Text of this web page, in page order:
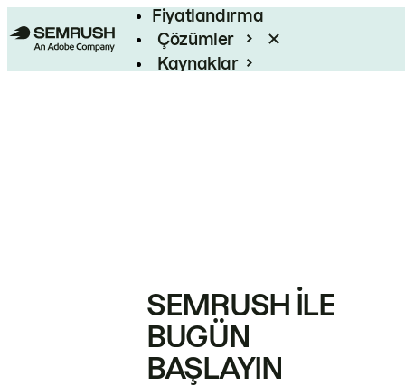
Fiyatlandırma
Çözümler
Kaynaklar
SEMRUSH ILE
BUGÜN
BAŞLAYIN